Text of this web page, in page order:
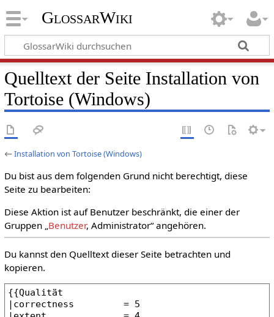
GlossarWiki
Quelltext der Seite Installation von
Tortoise (Windows)
←Installation von Tortoise (Windows)
Du bist aus dem folgenden Grund nicht berechtigt, diese
Seite zu bearbeiten:
Diese Aktion ist auf Benutzer beschränkt, die einer der
Gruppen „Benutzer, Administrator“ angehören.
Du kannst den Quelltext dieser Seite betrachten und
kopieren.